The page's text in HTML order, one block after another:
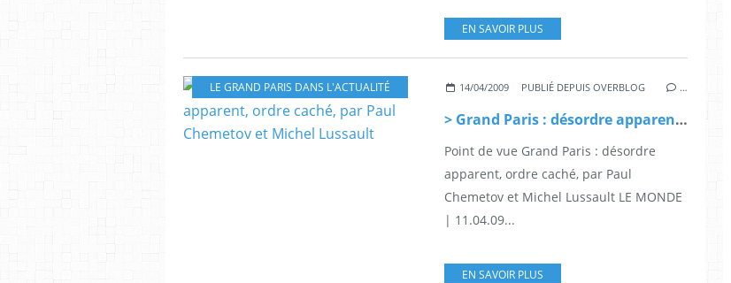
EN SAVOIR PLUS
LE GRAND PARIS DANS L'ACTUALITÉ 14/04/2009 PUBLIÉ DEPUIS OVERBLOG …
> Grand Paris : désordre apparent, ordre caché, par Paul Chemetov et Michel Lussault
Point de vue Grand Paris : désordre
apparent, ordre caché, par Paul
Chemetov et Michel Lussault LE MONDE
| 11.04.09...
EN SAVOIR PLUS